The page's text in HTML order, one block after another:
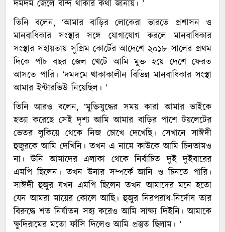
দমদম জেলে বন্দি থাকার কথা জানায়। ’
তিনি বলেন, ‘আমার বাড়ির লোকেরা ভারতে প্রশাসন ও
মানবাধিকার সংস্থার সঙ্গে যোগাযোগ করলে মানবাধিকার
সংস্থার সহায়তায় সুপ্রিম কোর্টের আদেশে ২০১৮ সালের প্রথম
দিকে পাঁচ বছর জেল খেটে আমি মুক্ত হয়ে দেশে ফেরত
আসতে পারি। ’দমদমে থাকাকালীন বিভিন্ন মানবাধিকার সংস্থা
আমার ইন্টারভিউ নিয়েছিল। ’
তিনি আরও বলেন, ‘মুক্তিযুদ্ধের সময় কারা আমার ভাইকে
হত্যা করেছে সেই দৃশ্য আমি আমার বাড়ির পাশে টয়লেটের
ভেতর লুকিয়ে থেকে নিজ চোখে দেখেছি। সেখানে সাঈদী
হুজুরকে আমি দেখিনি। তখন এ নামে কাউকে আমি চিনতামও
না। উনি আমাদের এলাকা থেকে নির্বাচিত দুই দুইবারের
এমপি ছিলেন। তখন উনার সম্পর্কে জানি ও চিনতে পারি।
সাঈদী হুজুর যখন এমপি ছিলেন তখন আমাদের মনে হতো
যেন আমরা মায়ের কোলে আছি। হুজুর নিরপরাধ-নির্দোষ তার
বিরুদ্ধে শত নির্যাতন সহ্য করেও আমি সাক্ষ্য দিইনি। আমাকে
ক্ষুদিরামের মতো ফাঁসি দিলেও আমি প্রস্তুত ছিলাম। ’